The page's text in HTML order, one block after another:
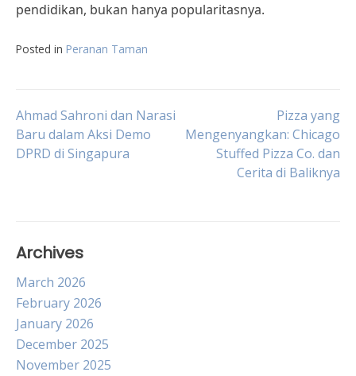
pendidikan, bukan hanya popularitasnya.
Posted in Peranan Taman
Post
navigation
Ahmad Sahroni dan Narasi
Baru dalam Aksi Demo
DPRD di Singapura
Pizza yang
Mengenyangkan: Chicago
Stuffed Pizza Co. dan
Cerita di Baliknya
Archives
March 2026
February 2026
January 2026
December 2025
November 2025